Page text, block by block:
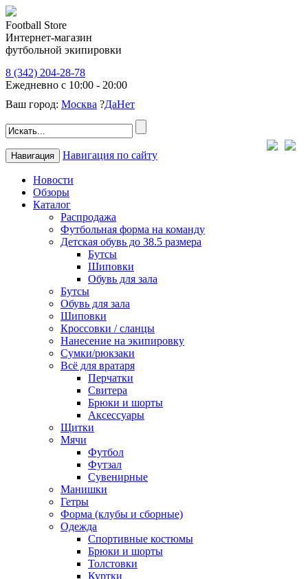
Football Store
Интернет-магазин
футбольной экипировки
8 (342) 204-28-78
Ежедневно с 10:00 - 20:00
Ваш город: Москва ?ДаНет
Навигация Навигация по сайту
Новости
Обзоры
Каталог
Распродажа
Футбольная форма на команду
Детская обувь до 38.5 размера
Бутсы
Шиповки
Обувь для зала
Бутсы
Обувь для зала
Шиповки
Кроссовки / сланцы
Нанесение на экипировку
Сумки/рюкзаки
Всё для вратаря
Перчатки
Cвитера
Брюки и шорты
Аксессуары
Щитки
Мячи
Футбол
Футзал
Сувенирные
Манишки
Гетры
Форма (клубы и сборные)
Одежда
Спортивные костюмы
Брюки и шорты
Толстовки
Куртки